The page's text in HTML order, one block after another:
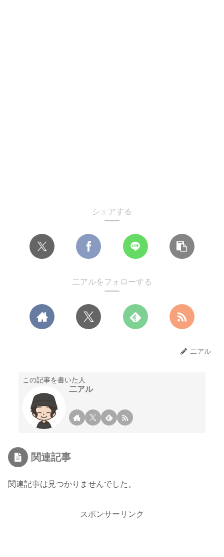
シェアする
二アルをフォローする
二アル
この記事を書いた人
二アル
関連記事
関連記事は見つかりませんでした。
スポンサーリンク